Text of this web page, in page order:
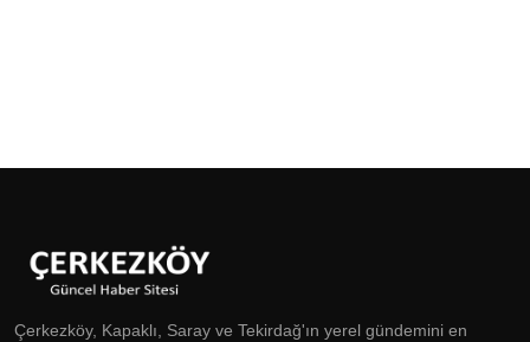
Çerkezköy, Kapaklı, Saray ve Tekirdağ'ın yerel gündemini en